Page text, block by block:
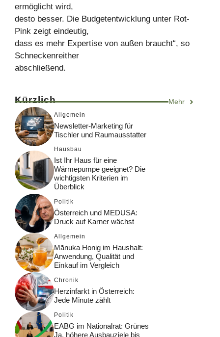
ermöglicht wird,
desto besser. Die Budgetentwicklung unter Rot-
Pink zeigt eindeutig,
dass es mehr Expertise von außen braucht“, so
Schneckenreither
abschließend.
Kürzlich Mehr
Allgemein
Newsletter-Marketing für
Tischler und Raumausstatter
Hausbau
Ist Ihr Haus für eine
Wärmepumpe geeignet? Die
wichtigsten Kriterien im
Überblick
Politik
Österreich und MEDUSA:
Druck auf Karner wächst
Allgemein
Mānuka Honig im Haushalt:
Anwendung, Qualität und
Einkauf im Vergleich
Chronik
Herzinfarkt in Österreich:
Jede Minute zählt
Politik
EABG im Nationalrat: Grünes
Ja, höhere Ausbauziele bis